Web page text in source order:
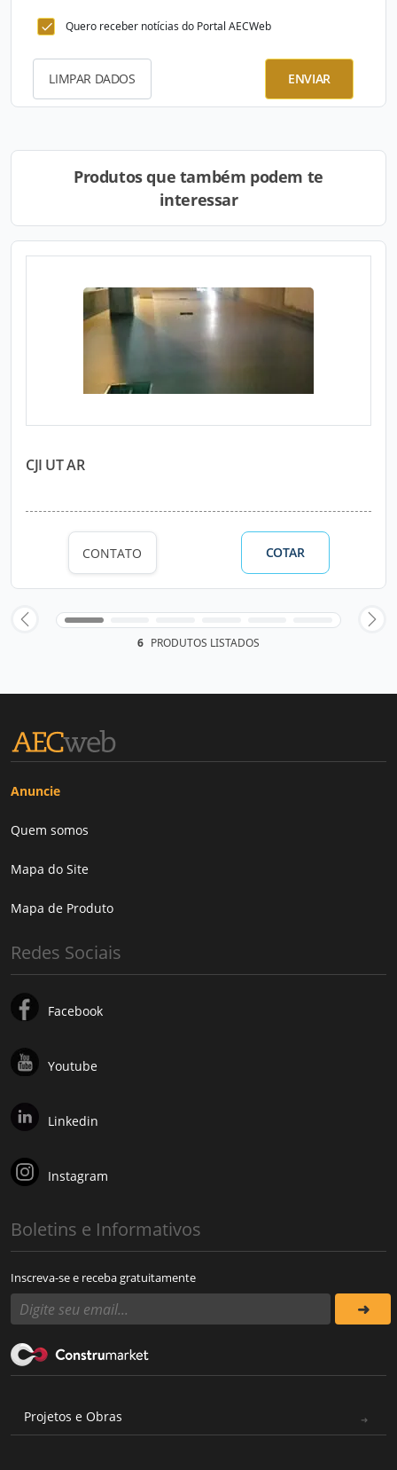
Quero receber notícias do Portal AECWeb
LIMPAR DADOS ENVIAR
Produtos que também podem te
interessar
CJI UT AR
CONTATO COTAR
6 PRODUTOS LISTADOS
Anuncie
Quem somos
Mapa do Site
Mapa de Produto
Redes Sociais
Facebook
Youtube
Linkedin
Instagram
Boletins e Informativos
Inscreva-se e receba gratuitamente
Projetos e Obras